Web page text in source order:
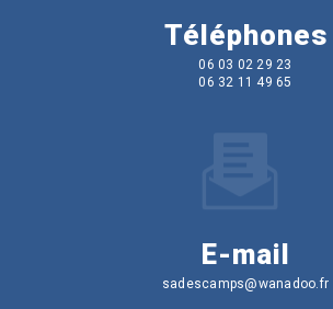
Téléphones
06 03 02 29 23
06 32 11 49 65
E-mail
sadescamps@wanadoo.fr